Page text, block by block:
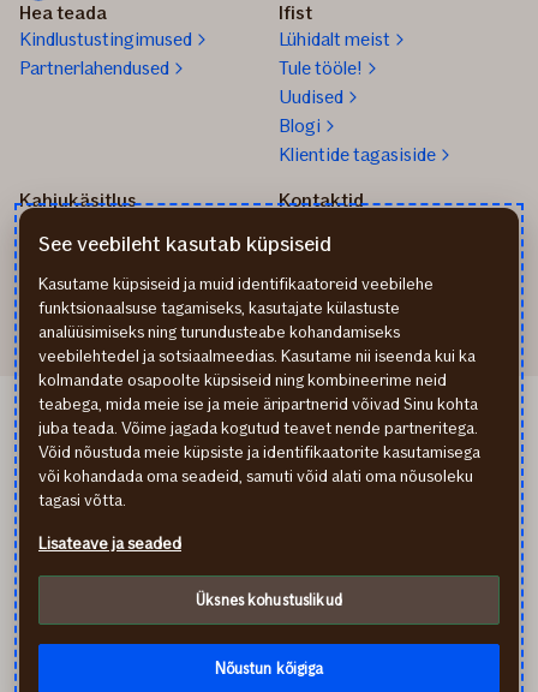
Hea teada
Kindlustustingimused
Partnerlahendused
Ifist
Lühidalt meist
Tule tööle!
Uudised
Blogi
Klientide tagasiside
Kahjukäsitlus
Kuidas toimida kahju
korral?
Teata kahjust
Kontaktid
Arveldus
777 1211
If Apdrošināšana LV
If draudimas LT
Isikuandmete töötlemine
По-русски
facebook
youtube
instagram
linkedin
Külastate finantsteenust pakkuva ettevõtte kodulehekülge.
Soovitame enne lepingu sõlmimist tutvuda tingimustega ning
See veebileht kasutab küpsiseid
Kasutame küpsiseid ja muid identifikaatoreid veebilehe
funktsionaalsuse tagamiseks, kasutajate külastuste
analüüsimiseks ning turundusteabe kohandamiseks
veebilehtedel ja sotsiaalmeedias. Kasutame nii iseenda kui ka
kolmandate osapoolte küpsiseid ning kombineerime neid
teabega, mida meie ise ja meie äripartnerid võivad Sinu kohta
juba teada. Võime jagada kogutud teavet nende partneritega.
Võid nõustuda meie küpsiste ja identifikaatorite kasutamisega
või kohandada oma seadeid, samuti võid alati oma nõusoleku
tagasi võtta.
Lisateave ja seaded
Üksnes kohustuslikud
Nõustun kõigiga